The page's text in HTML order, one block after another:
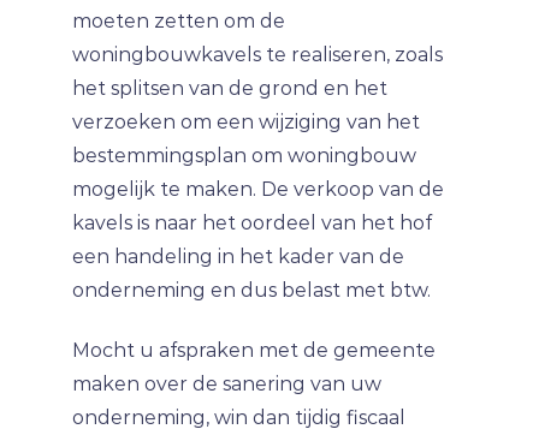
moeten zetten om de
woningbouwkavels te realiseren, zoals
het splitsen van de grond en het
verzoeken om een wijziging van het
bestemmingsplan om woningbouw
mogelijk te maken. De verkoop van de
kavels is naar het oordeel van het hof
een handeling in het kader van de
onderneming en dus belast met btw.
Mocht u afspraken met de gemeente
maken over de sanering van uw
onderneming, win dan tijdig fiscaal